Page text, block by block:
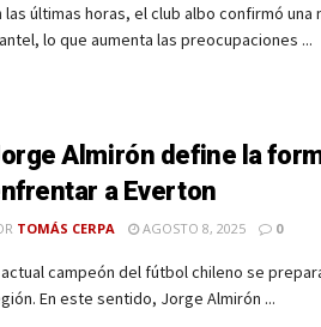
las últimas horas, el club albo confirmó
lo que aumenta las preocupaciones ...
Almirón define la
a Everton
TOMÁS CERPA AGOSTO 8, 2025 0
actual campeón del fútbol chileno se
En este sentido, Jorge Almirón ...